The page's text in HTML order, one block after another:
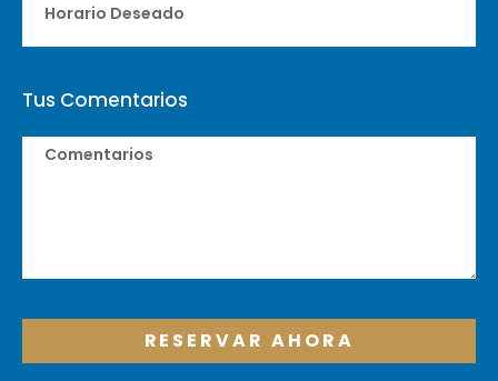
Tus Comentarios
RESERVAR AHORA